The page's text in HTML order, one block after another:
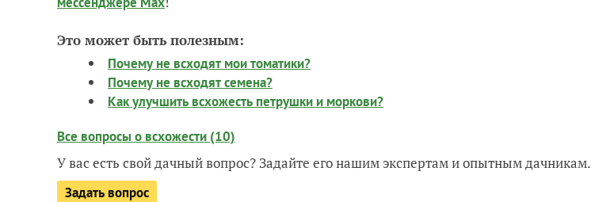
Это может быть полезным:
Почему не всходят мои томатики?
Почему не всходят семена?
Как улучшить всхожесть петрушки и моркови?
Все вопросы о всхожести (10)
У вас есть свой дачный вопрос? Задайте его нашим экспертам и опытным дачникам.
Задать вопрос